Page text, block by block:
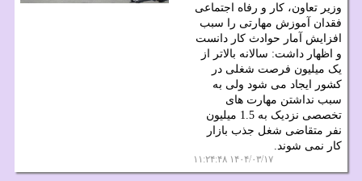
وزیر تعاون، کار و رفاه اجتماعی
فقدان آموزش مهارتی را سبب
افزایش آمار حوادث کار دانست
و اظهار داشت: سالانه بالاتر از
یک میلیون فرصت شغلی در
کشور ایجاد می شود ولی به
سبب نداشتن مهارت های
تخصصی نزدیک به 1.5 میلیون
نفر متقاضی شغل جذب بازار
کار نمی شوند.
۱۴۰۴/۰۳/۱۷ ۱۱:۲۴:۴۸